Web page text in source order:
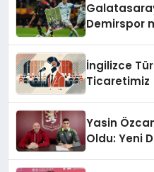
Demirspor
İngilizce
Ticaretimiz
Yasin
Oldu: Yeni